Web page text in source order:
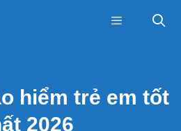
hiểm trẻ em tốt
2026